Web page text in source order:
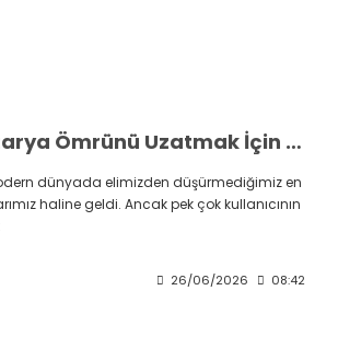
Telefon Batarya Ömrünü Uzatmak İçin Yapılması Gerekenler: Doğru Şarj Rehberi
dünyada elimizden düşürmediğimiz en
haline geldi. Ancak pek çok kullanıcının
26/06/2026 08:42